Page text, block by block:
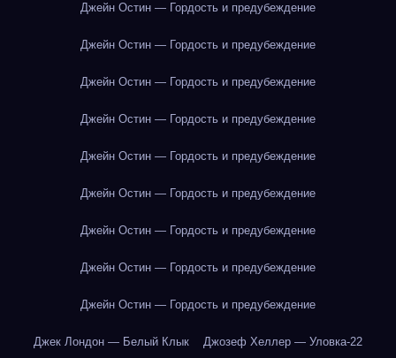
Джейн Остин — Гордость и предубеждение
Джейн Остин — Гордость и предубеждение
Джейн Остин — Гордость и предубеждение
Джейн Остин — Гордость и предубеждение
Джейн Остин — Гордость и предубеждение
Джейн Остин — Гордость и предубеждение
Джейн Остин — Гордость и предубеждение
Джейн Остин — Гордость и предубеждение
Джейн Остин — Гордость и предубеждение
Джек Лондон — Белый Клык Джозеф Хеллер — Уловка-22